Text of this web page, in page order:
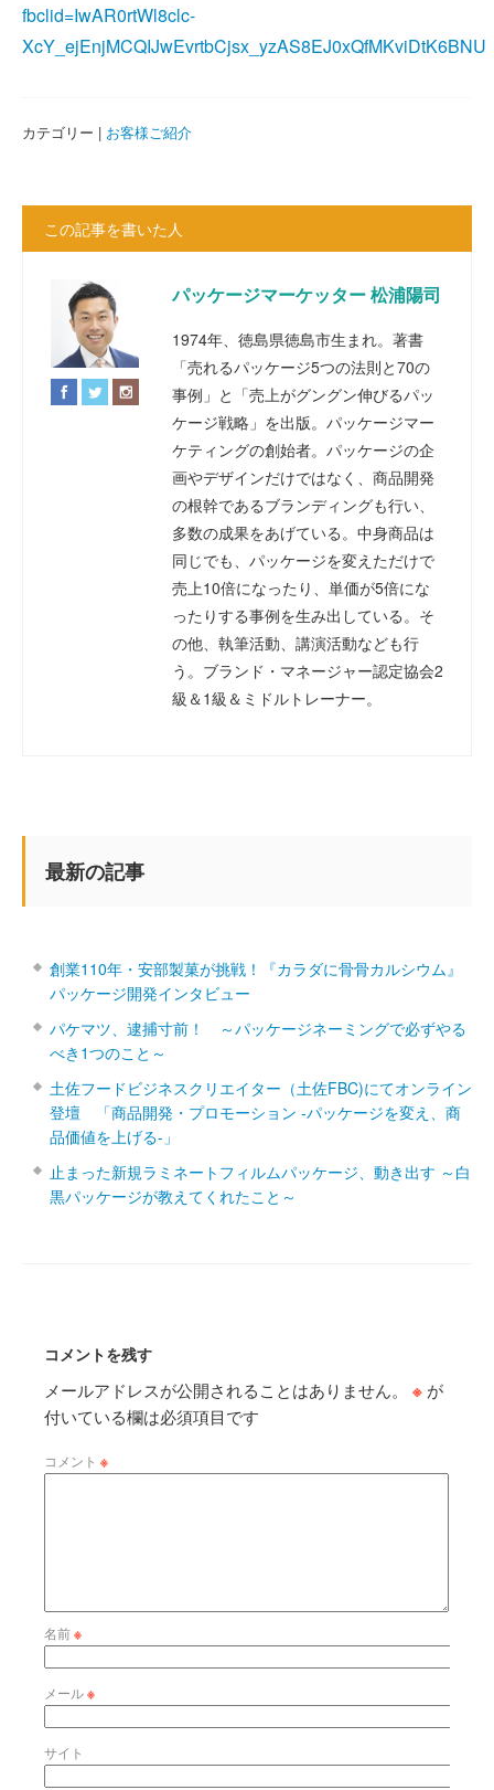
fbclid=IwAR0rtWl8clc-
XcY_ejEnjMCQIJwEvrtbCjsx_yzAS8EJ0xQfMKviDtK6BNU
カテゴリー | お客様ご紹介
この記事を書いた人
パッケージマーケッター 松浦陽司
1974年、徳島県徳島市生まれ。著書
「売れるパッケージ5つの法則と70の
事例」と「売上がグングン伸びるパッ
ケージ戦略」を出版。パッケージマー
ケティングの創始者。パッケージの企
画やデザインだけではなく、商品開発
の根幹であるブランディングも行い、
多数の成果をあげている。中身商品は
同じでも、パッケージを変えただけで
売上10倍になったり、単価が5倍にな
ったりする事例を生み出している。そ
の他、執筆活動、講演活動なども行
う。ブランド・マネージャー認定協会2
級＆1級＆ミドルトレーナー。
最新の記事
創業110年・安部製菓が挑戦！『カラダに骨骨カルシウム』
パッケージ開発インタビュー
パケマツ、逮捕寸前！ ～パッケージネーミングで必ずやる
べき1つのこと～
土佐フードビジネスクリエイター（土佐FBC)にてオンライン
登壇 「商品開発・プロモーション ‐パッケージを変え、商
品価値を上げる‐」
止まった新規ラミネートフィルムパッケージ、動き出す ～白
黒パッケージが教えてくれたこと～
コメントを残す
メールアドレスが公開されることはありません。 ※ が
付いている欄は必須項目です
コメント ※
名前※
メール※
サイト